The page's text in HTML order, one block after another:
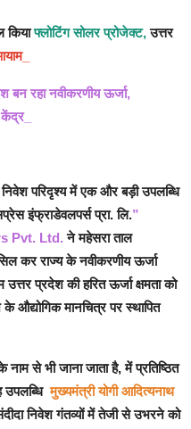
कियाफ्लोटिंग सोलर प्रोजेक्ट,उत्तर
बन रहा नवीकरणीय ऊर्जा,
परिदृश्य में एक और बड़ी उपलब्धि
इंफ्राडेवलपर्स प्रा. लि.”
Pvt. Ltd. ने महेसरा ताल
कर राज्य के नवीकरणीय ऊर्जा
प्रदेश की हरित ऊर्जा क्षमता को
मानचित्र पर स्थापित
नाम से भी जाना जाता है, में प्रतिष्ठित
उपलब्धिमुख्यमंत्री योगी आदित्यनाथ
निवेश गंतव्यों में तेजी से उभरने को